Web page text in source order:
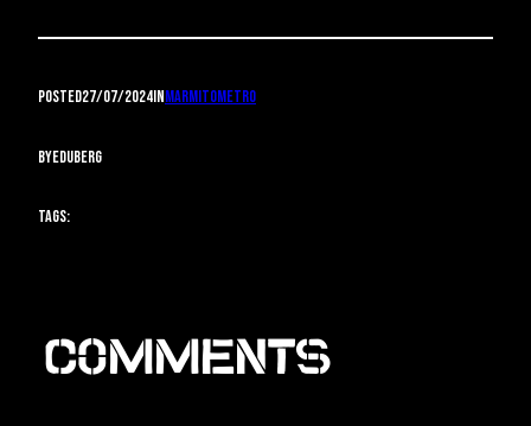
Posted27/07/2024inmarmitometro
byeduberg
Tags:
Comments